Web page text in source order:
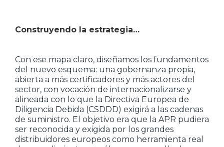
Construyendo la estrategia…
Con ese mapa claro, diseñamos los fundamentos
del nuevo esquema: una gobernanza propia,
abierta a más certificadores y más actores del
sector, con vocación de internacionalizarse y
alineada con lo que la Directiva Europea de
Diligencia Debida (CSDDD) exigirá a las cadenas
de suministro. El objetivo era que la APR pudiera
ser reconocida y exigida por los grandes
distribuidores europeos como herramienta real